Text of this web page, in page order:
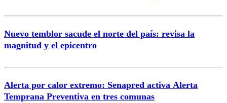
Nuevo temblor sacude el norte del país: revisa la
magnitud y el epicentro
Alerta por calor extremo: Senapred activa Alerta
Temprana Preventiva en tres comunas